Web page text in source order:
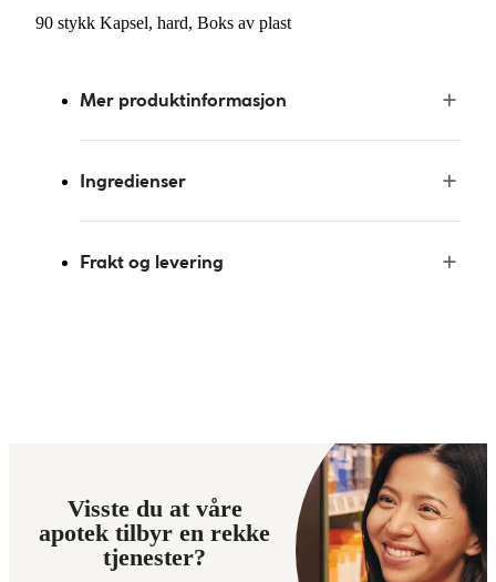
90 stykk Kapsel, hard, Boks av plast
Mer produktinformasjon
Ingredienser
Frakt og levering
Visste du at våre
apotek tilbyr en rekke
tjenester?